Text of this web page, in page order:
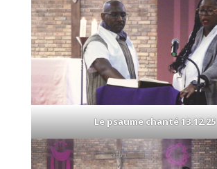
Le psaume chanté 13.12.25